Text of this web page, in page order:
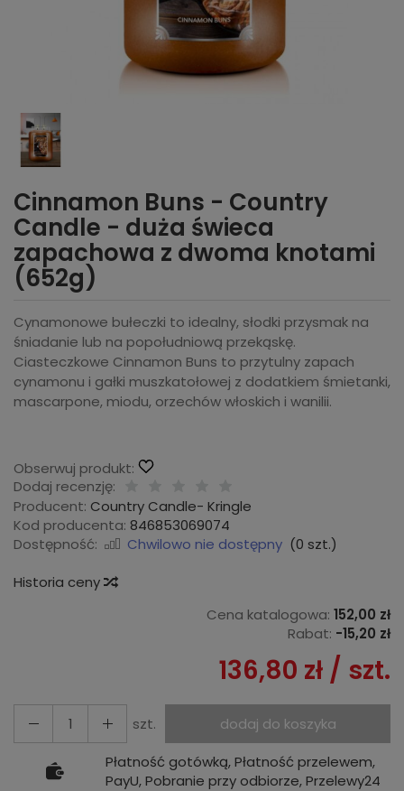
Cinnamon Buns - Country
Candle - duża świeca
zapachowa z dwoma knotami
(652g)
Cynamonowe bułeczki to idealny, słodki przysmak na
śniadanie lub na popołudniową przekąskę.
Ciasteczkowe Cinnamon Buns to przytulny zapach
cynamonu i gałki muszkatołowej z dodatkiem śmietanki,
mascarpone, miodu, orzechów włoskich i wanilii.
Obserwuj produkt:
Dodaj recenzję:
Producent: Country Candle- Kringle
Kod producenta: 846853069074
Dostępność:
Chwilowo nie dostępny (0 szt.)
Historia ceny
Cena katalogowa: 152,00 zł
Rabat: -15,20 zł
136,80 zł / szt.
szt.
dodaj do koszyka
Płatność gotówką, Płatność przelewem,
PayU, Pobranie przy odbiorze, Przelewy24